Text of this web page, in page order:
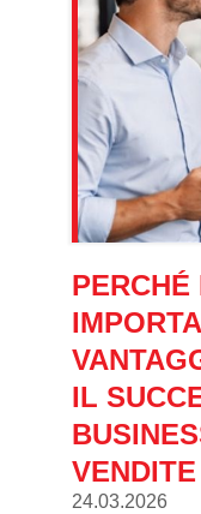
PERCHÉ
IL
VENDITE
24.03.2026